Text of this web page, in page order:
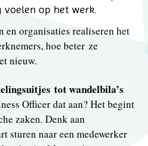
voelen op het werk.
en organisaties realiseren het
hoe beter ze
nieuw.
tot wandelbila’s
Officer dat aan? Het begint
zaken. Denk aan
sturen naar een medewerker